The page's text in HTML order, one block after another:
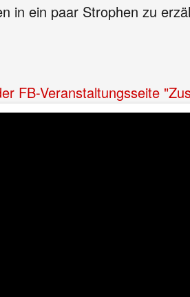
in ein paar Strophen zu
FB-Veranstaltungsseite